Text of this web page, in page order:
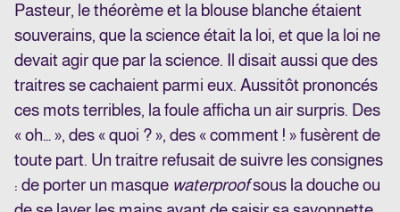
Pasteur, le théorème et la blouse blanche étaient
souverains, que la science était la loi, et que la loi ne
devait agir que par la science. Il disait aussi que des
traitres se cachaient parmi eux. Aussitôt prononcés
ces mots terribles, la foule afficha un air surpris. Des
« oh… », des « quoi ? », des « comment ! » fusèrent de
toute part. Un traitre refusait de suivre les consignes
: de porter un masque waterproofsous la douche ou